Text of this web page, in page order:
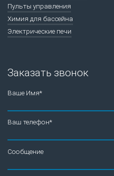
Пульты управления
Химия для бассейна
Электрические печи
Заказать звонок
Ваше Имя*
Ваш телефон*
Сообщение